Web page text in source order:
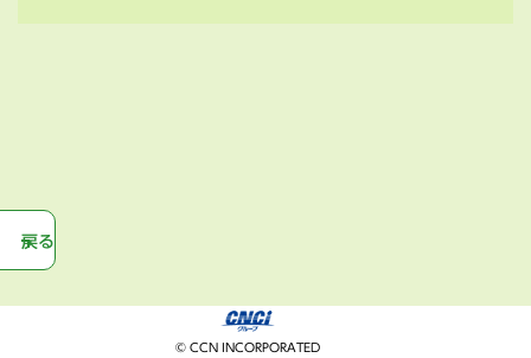
戻る
© CCN INCORPORATED